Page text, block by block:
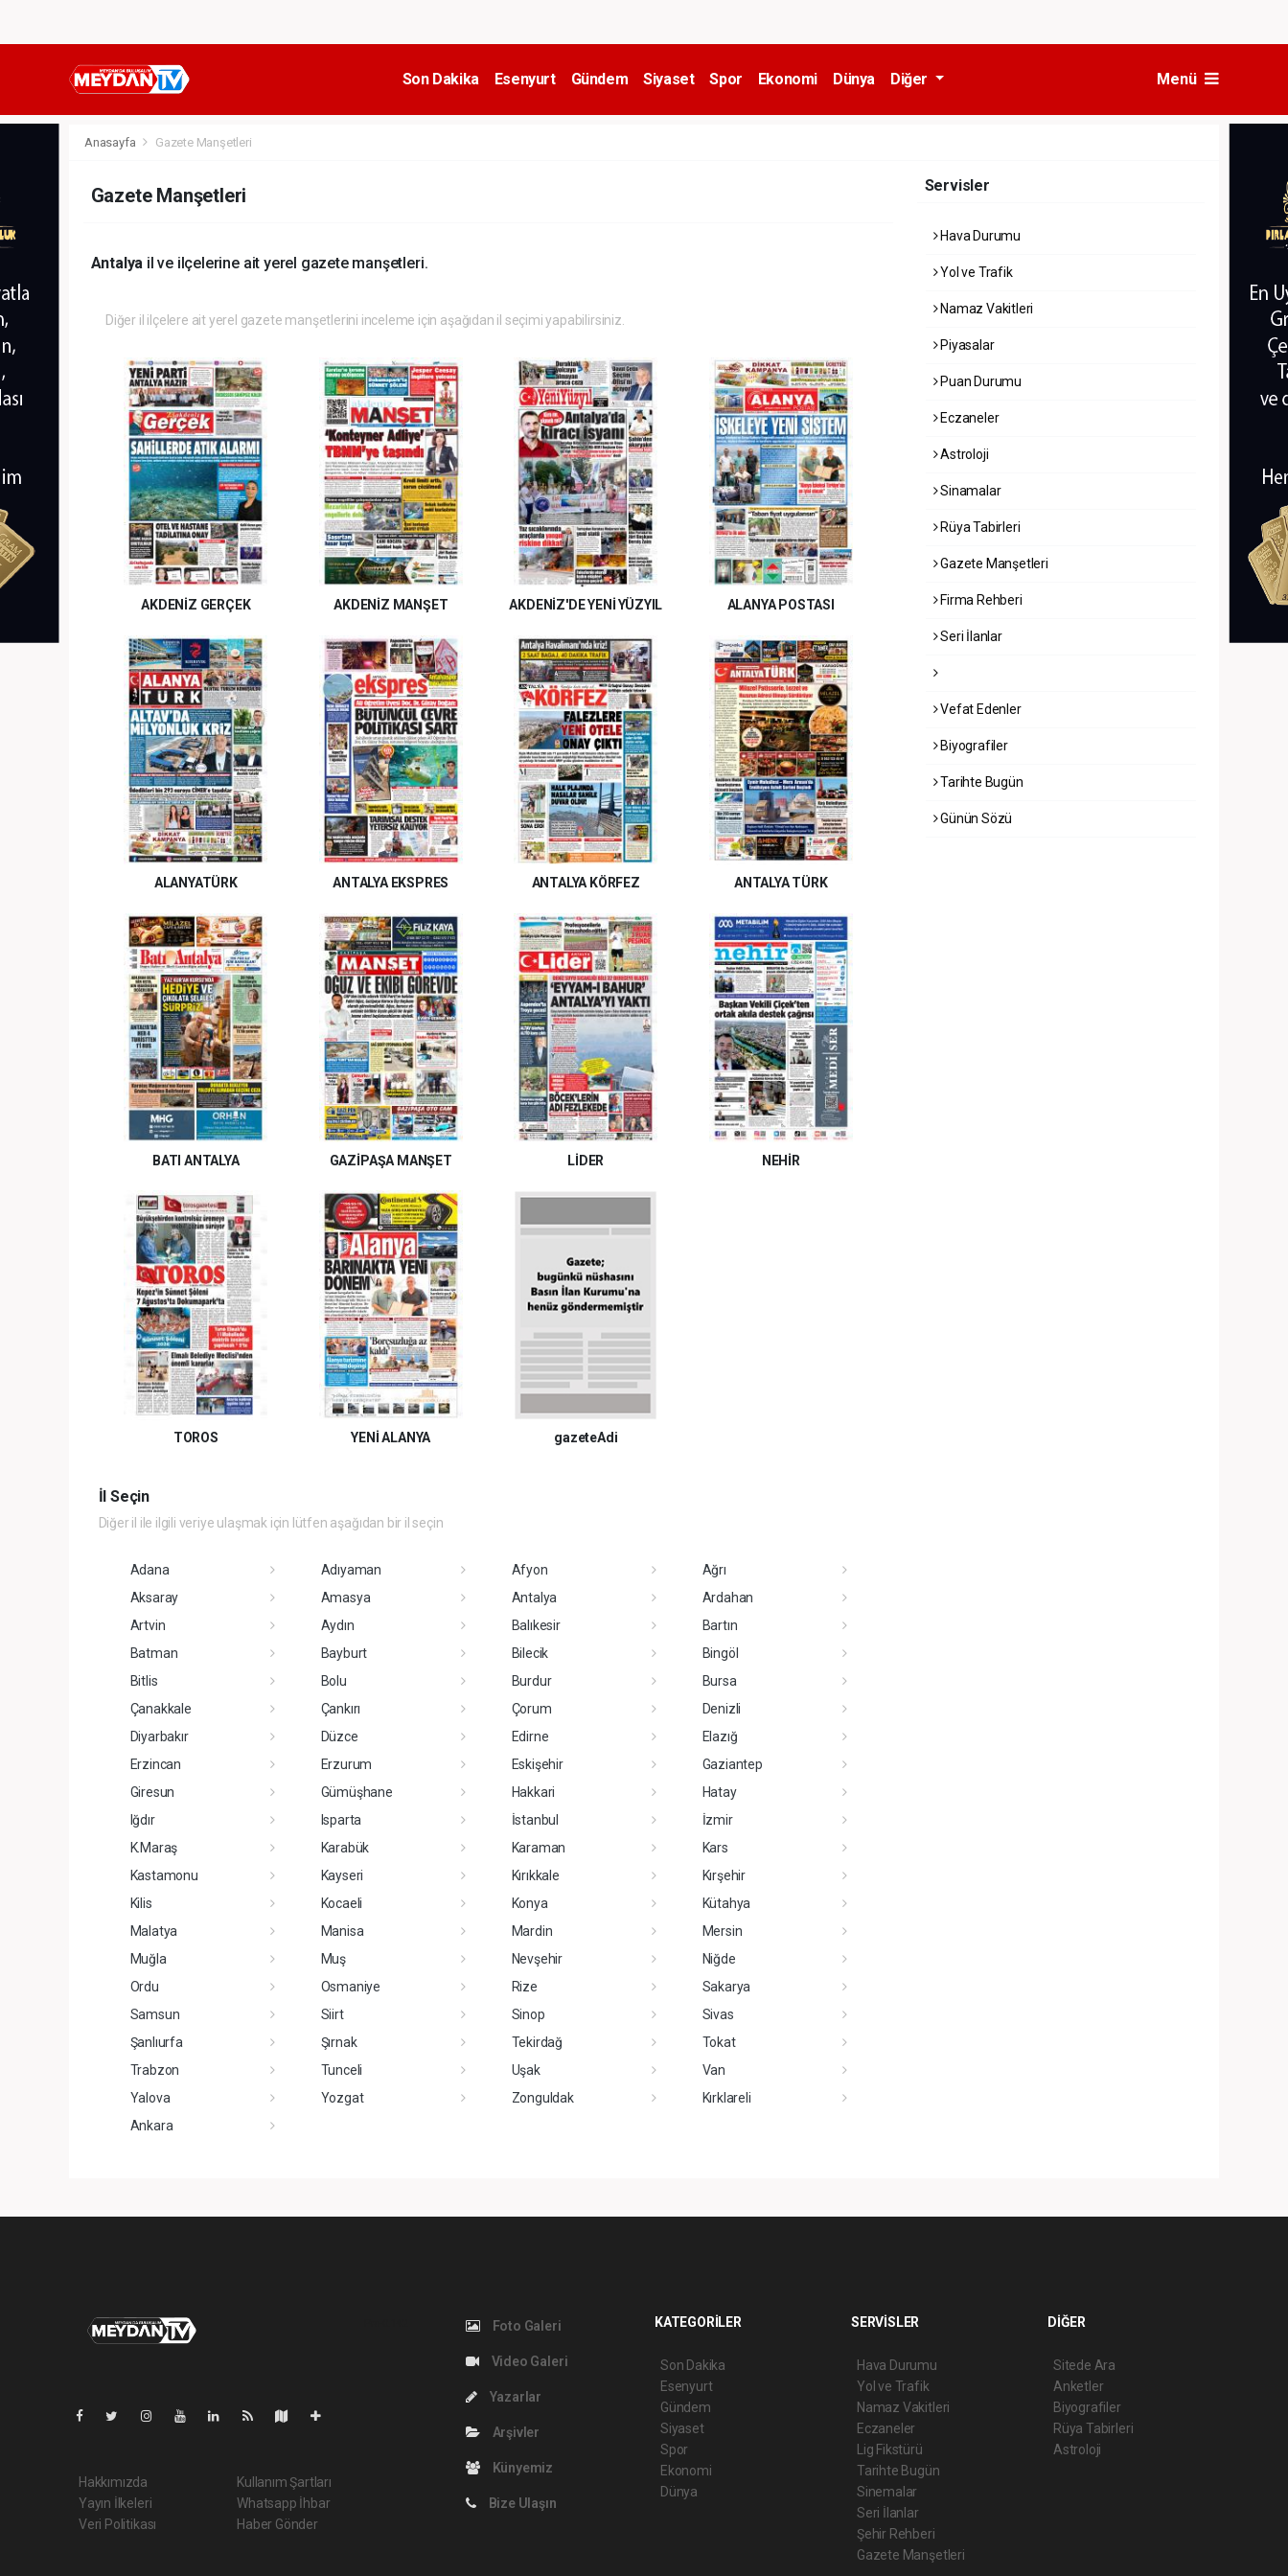
Son Dakika Esenyurt Gündem Siyaset Spor Ekonomi Dünya Diğer Menü
Anasayfa Gazete Manşetleri
Gazete Manşetleri
Antalya il ve ilçelerine ait yerel gazete manşetleri.
Diğer il ilçelere ait yerel gazete manşetlerini inceleme için aşağıdan il seçimi yapabilirsiniz.
AKDENİZ GERÇEK AKDENİZ MANŞET AKDENİZ'DE YENİ YÜZYIL ALANYA POSTASI
ALANYATÜRK ANTALYA EKSPRES ANTALYA KÖRFEZ ANTALYA TÜRK
BATI ANTALYA GAZİPAŞA MANŞET LİDER NEHİR
TOROS YENİ ALANYA gazeteAdi
İl Seçin
Diğer il ile ilgili veriye ulaşmak için lütfen aşağıdan bir il seçin
Adana Adıyaman Afyon
Ağrı
Aksaray
Amasya Antalya
Ardahan
Artvin
Aydın Balıkesir
Bartın
Batman
Bayburt Bilecik
Bingöl
Bitlis
Bolu Burdur
Bursa
Çanakkale
Çankırı Çorum
Denizli
Diyarbakır
Düzce Edirne
Elazığ
Erzincan
Erzurum Eskişehir
Gaziantep
Giresun
Gümüşhane Hakkari
Hatay
Iğdır
Isparta İstanbul
İzmir
K.Maraş
Karabük Karaman
Kars
Kastamonu
Kayseri Kırıkkale
Kırşehir
Kilis
Kocaeli Konya
Kütahya
Malatya
Manisa Mardin
Mersin
Muğla
Muş Nevşehir
Niğde
Ordu
Osmaniye Rize
Sakarya
Samsun
Siirt Sinop
Sivas
Şanlıurfa
Şırnak Tekirdağ
Tokat
Trabzon
Tunceli Uşak
Van
Yalova
Yozgat Zonguldak
Kırklareli
Ankara
Servisler
Hava Durumu
Yol ve Trafik
Namaz Vakitleri
Piyasalar
Puan Durumu
Eczaneler
Astroloji
Sinamalar
Rüya Tabirleri
Gazete Manşetleri
Firma Rehberi
Seri İlanlar
Vefat Edenler
Biyografiler
Tarihte Bugün
Günün Sözü
Hakkımızda
Yayın İlkeleri
Veri Politikası
Kullanım Şartları
Whatsapp İhbar
Haber Gönder
Foto Galeri
Video Galeri
Yazarlar
Arşivler
Künyemiz
Bize Ulaşın
KATEGORİLER
Son Dakika
Esenyurt
Gündem
Siyaset
Spor
Ekonomi
Dünya
SERVİSLER
Hava Durumu
Yol ve Trafik
Namaz Vakitleri
Eczaneler
Lig Fikstürü
Tarihte Bugün
Sinemalar
Seri İlanlar
Şehir Rehberi
Gazete Manşetleri
DİĞER
Sitede Ara
Anketler
Biyografiler
Rüya Tabirleri
Astroloji